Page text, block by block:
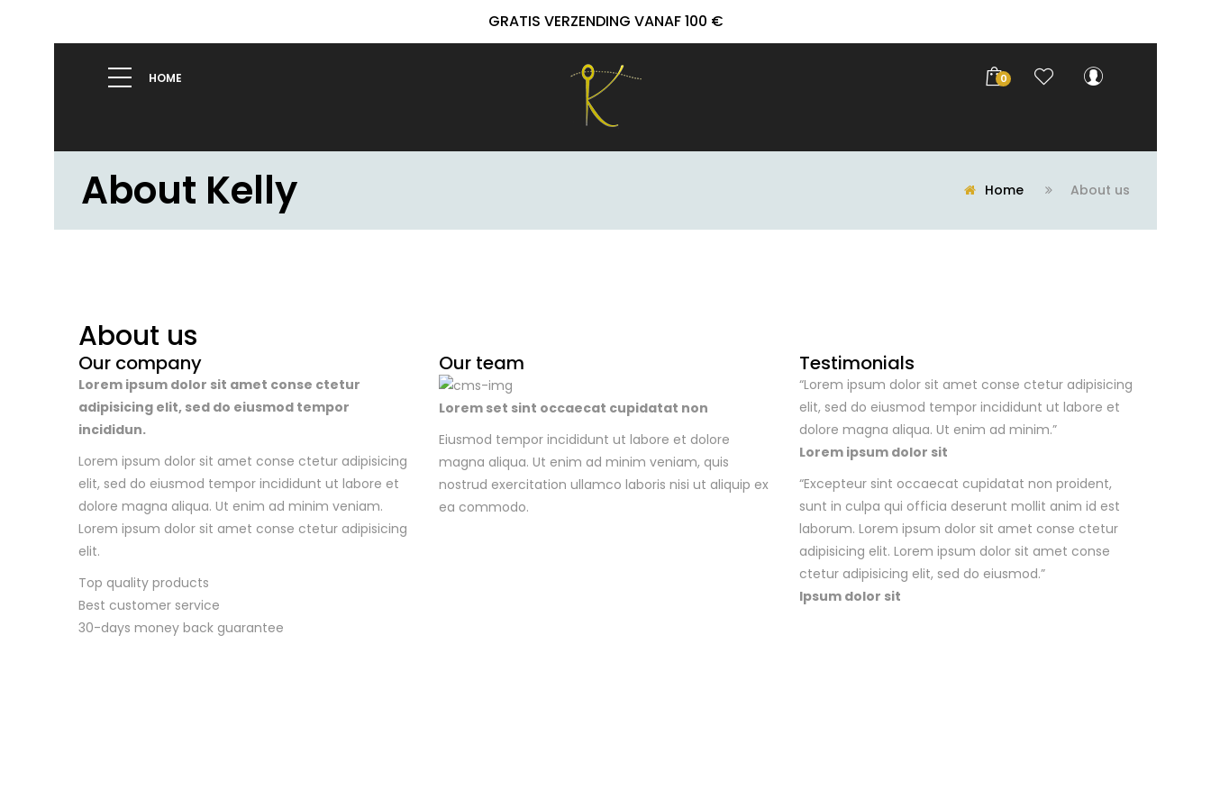
GRATIS VERZENDING VANAF 100 €
HOME 0
About Kelly Home About us
About us
Our company
Lorem ipsum dolor sit amet conse ctetur
adipisicing elit, sed do eiusmod tempor
incididun.
Lorem ipsum dolor sit amet conse ctetur adipisicing
elit, sed do eiusmod tempor incididunt ut labore et
dolore magna aliqua. Ut enim ad minim veniam.
Lorem ipsum dolor sit amet conse ctetur adipisicing
elit.
Top quality products
Best customer service
30-days money back guarantee
Our team
Lorem set sint occaecat cupidatat non
Eiusmod tempor incididunt ut labore et dolore
magna aliqua. Ut enim ad minim veniam, quis
nostrud exercitation ullamco laboris nisi ut aliquip ex
ea commodo.
Testimonials
“Lorem ipsum dolor sit amet conse ctetur adipisicing
elit, sed do eiusmod tempor incididunt ut labore et
dolore magna aliqua. Ut enim ad minim.”
Lorem ipsum dolor sit
“Excepteur sint occaecat cupidatat non proident,
sunt in culpa qui officia deserunt mollit anim id est
laborum. Lorem ipsum dolor sit amet conse ctetur
adipisicing elit. Lorem ipsum dolor sit amet conse
ctetur adipisicing elit, sed do eiusmod.”
Ipsum dolor sit